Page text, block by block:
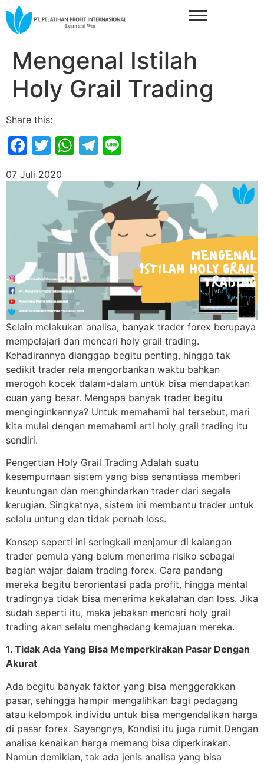
Mengenal Istilah
Holy Grail Trading
Share this:
Facebook
Twitter
WhatsApp
Telegram
07 Juli 2020
Selain melakukan analisa, banyak trader forex berupaya
mempelajari dan mencari holy grail trading.
Kehadirannya dianggap begitu penting, hingga tak
sedikit trader rela mengorbankan waktu bahkan
merogoh kocek dalam-dalam untuk bisa mendapatkan
cuan yang besar. Mengapa banyak trader begitu
menginginkannya? Untuk memahami hal tersebut, mari
kita mulai dengan memahami arti holy grail trading itu
sendiri.
Pengertian Holy Grail Trading Adalah suatu
kesempurnaan sistem yang bisa senantiasa memberi
keuntungan dan menghindarkan trader dari segala
kerugian. Singkatnya, sistem ini membantu trader untuk
selalu untung dan tidak pernah loss.
Konsep seperti ini seringkali menjamur di kalangan
trader pemula yang belum menerima risiko sebagai
bagian wajar dalam trading forex. Cara pandang
mereka begitu berorientasi pada profit, hingga mental
tradingnya tidak bisa menerima kekalahan dan loss. Jika
sudah seperti itu, maka jebakan mencari holy grail
trading akan selalu menghadang kemajuan mereka.
1. Tidak Ada Yang Bisa Memperkirakan Pasar Dengan
Akurat
Ada begitu banyak faktor yang bisa menggerakkan
pasar, sehingga hampir mengalihkan bagi pedagang
atau kelompok individu untuk bisa mengendalikan harga
di pasar forex. Sayangnya, Kondisi itu juga rumit.Dengan
analisa kenaikan harga memang bisa diperkirakan.
Namun demikian, tak ada jenis analisa yang bisa